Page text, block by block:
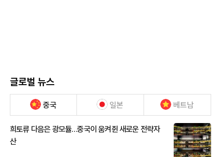
글로벌 뉴스
중국 일본 베트남
희토류 다음은 광모듈…중국이 움켜쥔 새로운 전략자
산